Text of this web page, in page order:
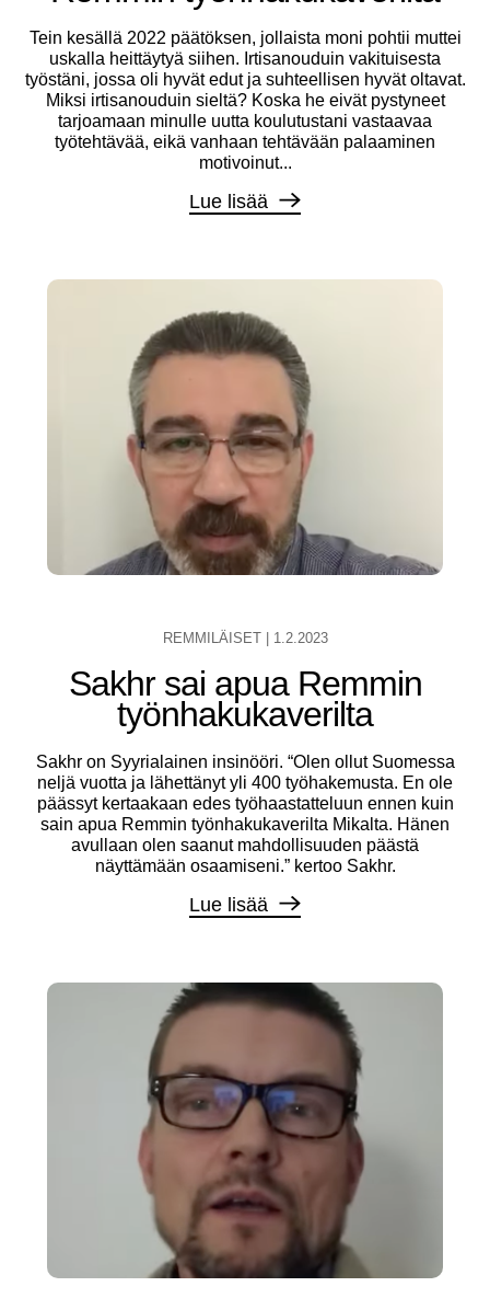
Tein kesällä 2022 päätöksen, jollaista moni pohtii muttei
uskalla heittäytyä siihen. Irtisanouduin vakituisesta
työstäni, jossa oli hyvät edut ja suhteellisen hyvät oltavat.
Miksi irtisanouduin sieltä? Koska he eivät pystyneet
tarjoamaan minulle uutta koulutustani vastaavaa
työtehtävää, eikä vanhaan tehtävään palaaminen
motivoinut...
Lue lisää
REMMILÄISET 1.2.2023
Sakhr sai apua Remmin
työnhakukaverilta
Sakhr on Syyrialainen insinööri. “Olen ollut Suomessa
neljä vuotta ja lähettänyt yli 400 työhakemusta. En ole
päässyt kertaakaan edes työhaastatteluun ennen kuin
sain apua Remmin työnhakukaverilta Mikalta. Hänen
avullaan olen saanut mahdollisuuden päästä
näyttämään osaamiseni.” kertoo Sakhr.
Lue lisää